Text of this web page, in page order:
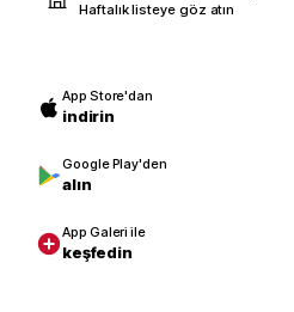
Haftalık listeye göz atın
App Store'dan
indirin
Google Play'den
alın
App Galeri ile
keşfedin